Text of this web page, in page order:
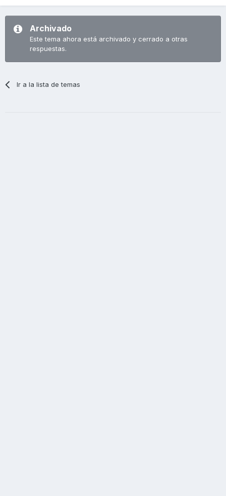
Archivado
Este tema ahora está archivado y cerrado a otras
respuestas.
Ir a la lista de temas